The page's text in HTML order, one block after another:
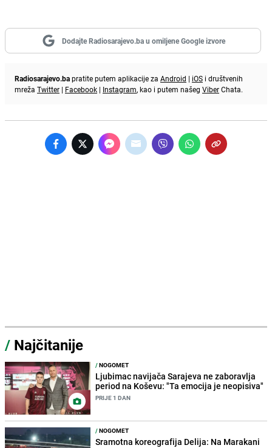
Dodajte Radiosarajevo.ba u omiljene Google izvore
Radiosarajevo.bapratite putem aplikacije za Android | iOS i društvenih
mreža Twitter | Facebook | Instagram, kao i putem našeg ViberChata.
/ Najčitanije
/NOGOMET
Ljubimac navijača Sarajeva ne zaboravlja
period na Koševu: "Ta emocija je neopisiva"
PRIJE 1 DAN
/NOGOMET
Sramotna koreografija Delija: Na Marakani